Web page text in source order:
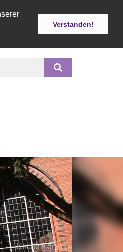
Verstanden!
Kirche Kemme